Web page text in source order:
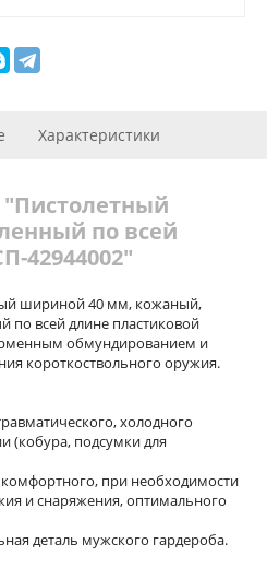
Характеристики
"Пистолетный
по всей
42944002"
шириной 40 мм, кожаный,
по всей длине пластиковой
обмундированием и
короткоствольного оружия.
холодного
(кобура, подсумки для
при необходимости
и снаряжения, оптимального
деталь мужского гардероба.